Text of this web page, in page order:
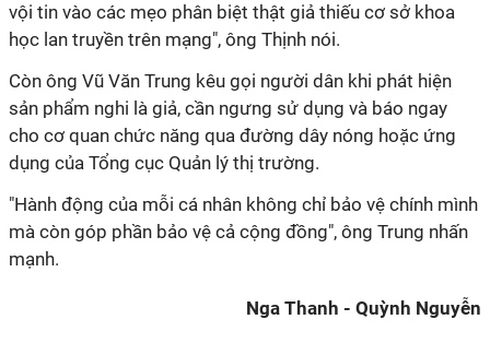
vội tin vào các mẹo phân biệt thật giả thiếu cơ sở khoa
học lan truyền trên mạng", ông Thịnh nói.
Còn ông Vũ Văn Trung kêu gọi người dân khi phát hiện
sản phẩm nghi là giả, cần ngưng sử dụng và báo ngay
cho cơ quan chức năng qua đường dây nóng hoặc ứng
dụng của Tổng cục Quản lý thị trường.
"Hành động của mỗi cá nhân không chỉ bảo vệ chính mình
mà còn góp phần bảo vệ cả cộng đồng", ông Trung nhấn
mạnh.
Nga Thanh - Quỳnh Nguyễn